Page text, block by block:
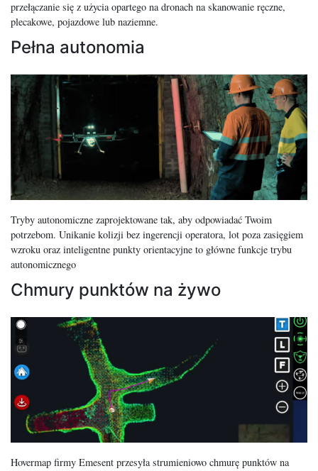
przełączanie się z użycia opartego na dronach na skanowanie ręczne,
plecakowe, pojazdowe lub naziemne.
Pełna autonomia
Tryby autonomiczne zaprojektowane tak, aby odpowiadać Twoim
potrzebom. Unikanie kolizji bez ingerencji operatora, lot poza zasięgiem
wzroku oraz inteligentne punkty orientacyjne to główne funkcje trybu
autonomicznego
Chmury punktów na żywo
Hovermap firmy Emesent przesyła strumieniowo chmurę punktów na